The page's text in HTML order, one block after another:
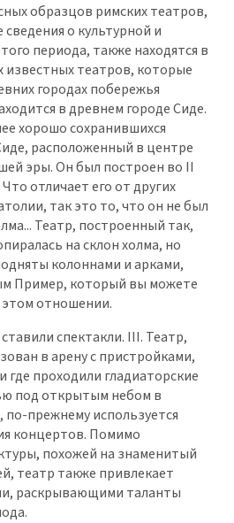
образцов римских театров,
о культурной и
периода, также находятся в
известных театров, которые
городах побережья
в древнем городе Сиде.
хорошо сохранившихся
расположенный в центре
эры. Он был построен во II
отличает его от других
так это то, что он не был
Театр, построенный так,
на склон холма, но
колоннами и арками,
Пример, который вы можете
отношении.
спектакли. III. Театр,
в арену с пристройками,
где проходили гладиаторские
под открытым небом в
прежнему используется
концертов. Помимо
похожей на знаменитый
театр также привлекает
раскрывающими таланты